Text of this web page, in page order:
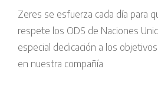
Zeres se esfuerza cada día para
respete los ODS de Naciones
especial dedicación a los
en nuestra compañía